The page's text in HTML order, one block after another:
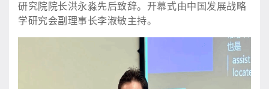
研究院院长洪永淼先后致辞。开幕式由中国发展战略
学研究会副理事长李淑敏主持。